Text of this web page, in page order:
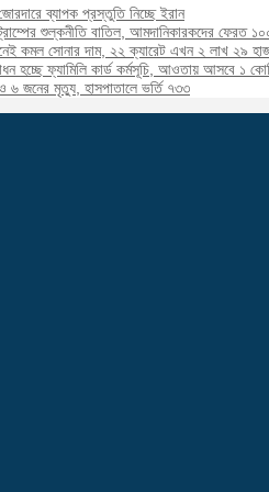
ব্যাপক প্রস্তুতি নিচ্ছে ইরান
শুল্কনীতি বাতিল, আমদানিকারকদের ফেরত
কমল সোনার দাম, ২২ ক্যারেট এখন ২ লাখ ২৯
হচ্ছে ফ্যামিলি কার্ড কর্মসূচি, আওতায় আসবে ১
৬ জনের মৃত্যু, হাসপাতালে ভর্তি ৭৩৩